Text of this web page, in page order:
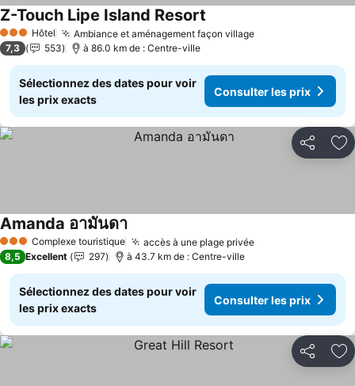
3 ÉtoilesHôtel Ambiance et aménagement façon villageConsulter les
Z-Touch Lipe Island Resort
7,3 553 à 86.0 km de : Centre-ville
Sélectionnez des dates pour voir
les prix exacts
Consulter les prix
Partager
3 ÉtoilesComplexe touristique accès à une plage privéeConsulter les
Amanda อามันดาConsulter les prix
8,5 Excellent 297 à 43.7 km de : Centre-ville
Sélectionnez des dates pour voir
les prix exacts
Consulter les prix
Partager